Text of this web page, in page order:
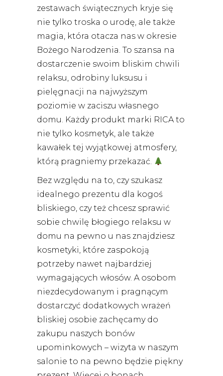
zestawach świątecznych kryje się
nie tylko troska o urodę, ale także
magia, która otacza nas w okresie
Bożego Narodzenia. To szansa na
dostarczenie swoim bliskim chwili
relaksu, odrobiny luksusu i
pielęgnacji na najwyższym
poziomie w zaciszu własnego
domu. Każdy produkt marki RICA to
nie tylko kosmetyk, ale także
kawałek tej wyjątkowej atmosfery,
którą pragniemy przekazać.
Bez względu na to, czy szukasz
idealnego prezentu dla kogoś
bliskiego, czy też chcesz sprawić
sobie chwilę błogiego relaksu w
domu na pewno u nas znajdziesz
kosmetyki, które zaspokoją
potrzeby nawet najbardziej
wymagających włosów. A osobom
niezdecydowanym i pragnącym
dostarczyć dodatkowych wrażeń
bliskiej osobie zachęcamy do
zakupu naszych bonów
upominkowych – wizyta w naszym
salonie to na pewno będzie piękny